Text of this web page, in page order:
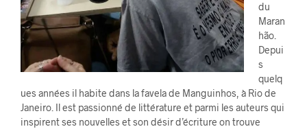
du
Maran
hão.
Depui
s
quelq
ues années il habite dans la favela de Manguinhos, à Rio de
Janeiro. Il est passionné de littérature et parmi les auteurs qui
inspirent ses nouvelles et son désir d’écriture on trouve